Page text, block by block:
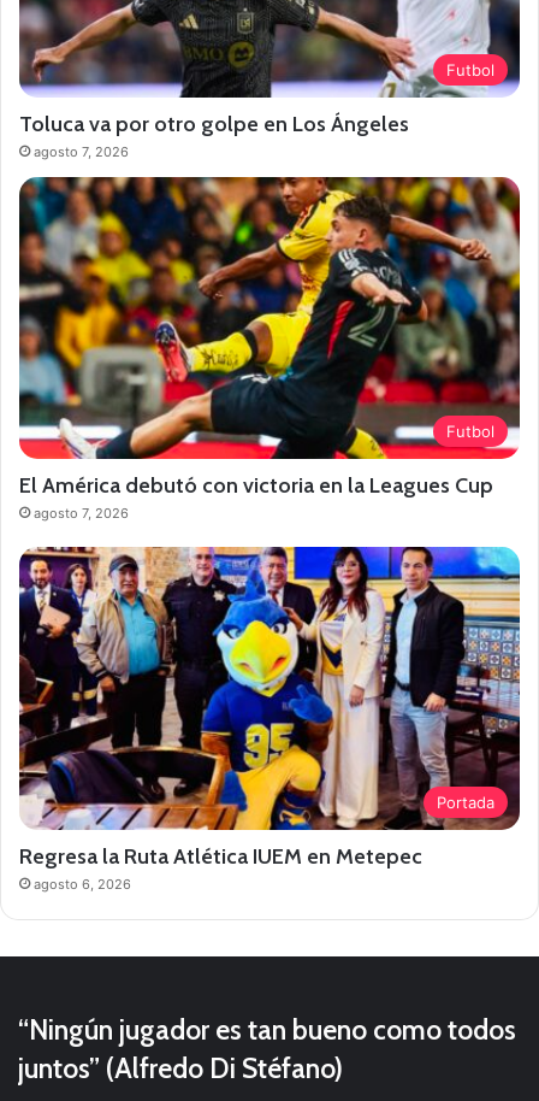
Futbol
Toluca va por otro golpe en Los Ángeles
agosto 7, 2026
Futbol
El América debutó con victoria en la Leagues Cup
agosto 7, 2026
Portada
Regresa la Ruta Atlética IUEM en Metepec
agosto 6, 2026
“Ningún jugador es tan bueno como todos
juntos” (Alfredo Di Stéfano)